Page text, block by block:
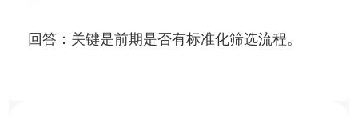
回答：关键是前期是否有标准化筛选流程。